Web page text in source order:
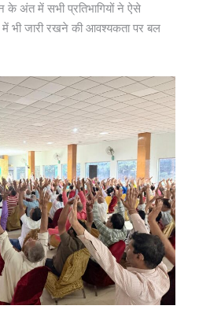
अंत में सभी प्रतिभागियों ने ऐसे
में भी जारी रखने की आवश्यकता पर बल